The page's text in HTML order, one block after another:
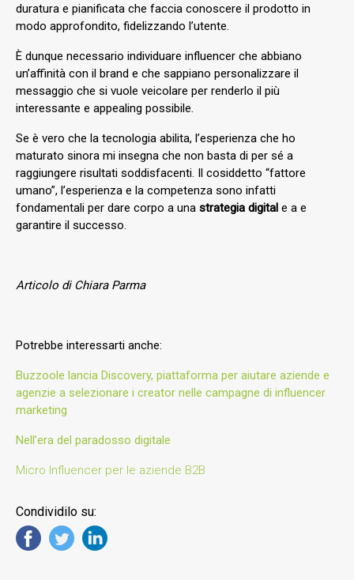
duratura e pianificata che faccia conoscere il prodotto in
modo approfondito, fidelizzando l’utente.
È dunque necessario individuare influencer che abbiano
un’affinità con il brand e che sappiano personalizzare il
messaggio che si vuole veicolare per renderlo il più
interessante e appealing possibile.
Se è vero che la tecnologia abilita, l’esperienza che ho
maturato sinora mi insegna che non basta di per sé a
raggiungere risultati soddisfacenti. Il cosiddetto “fattore
umano”, l’esperienza e la competenza sono infatti
fondamentali per dare corpo a una strategia digital e a e
garantire il successo.
Articolo di Chiara Parma
Potrebbe interessarti anche:
Buzzoole lancia Discovery, piattaforma per aiutare aziende e
agenzie a selezionare i creator nelle campagne di influencer
marketing
Nell’era del paradosso digitale
Micro Influencer per le aziende B2B
Condividilo su: